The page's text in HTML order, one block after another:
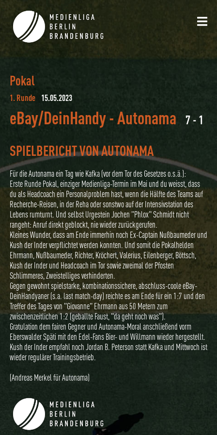
Pokal
1. Runde 15.05.2023
eBay/DeinHandy-Autonama 7 - 1
SPIELBERICHT VON AUTONAMA
Für die Autonama ein Tag wie Kafka (vor dem Tor des Gesetzes o.s.ä.):
Erste Runde Pokal, einziger Medienliga-Termin im Mai und du weisst, dass
du als Headcoach ein Personalproblem hast, wenn die Hälfte des Teams auf
Recherche-Reisen, in der Reha oder sonstwo auf der Intensivstation des
Lebens rumturnt. Und selbst Urgestein Jochen "Phlox" Schmidt nicht
rangeht: Anruf direkt geblockt, nie wieder zurückgerufen.
Kleines Wunder, dass am Ende immerhin noch Ex-Captain Nußbaumeder und
Kush der Inder verpflichtet werden konnten. Und somit die Pokalhelden
Ehrmann, Nußbaumeder, Richter, Kröchert, Valerius, Eilenberger, Böttsch,
Kush der Inder und Headcoach im Tor sowie zweimal der Pfosten
Schlimmeres, Zweistelliges verhinderten.
Gegen gewohnt spielstarke, kombinationssichere, abschluss-coole eBay-
DeinHandyaner (s.a. last match-day) reichte es am Ende für ein 1:7 und den
Treffer des Tages von "Giovanne" Ehrmann aus 50 Metern zum
zwischenzeitlichen 1:2 (geballte Faust, "da geht noch was").
Gratulation dem fairen Gegner und Autonama-Moral anschließend vorm
Eberswalder Späti mit den Edel-Fans Bier- und Willmann wieder hergestellt.
Kush der Inder empfahl noch Jordan B. Peterson statt Kafka und Mittwoch ist
wieder regulärer Trainingsbetrieb.
(Andreas Merkel für Autonama)